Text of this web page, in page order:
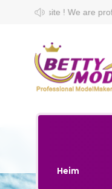
professional
Heim